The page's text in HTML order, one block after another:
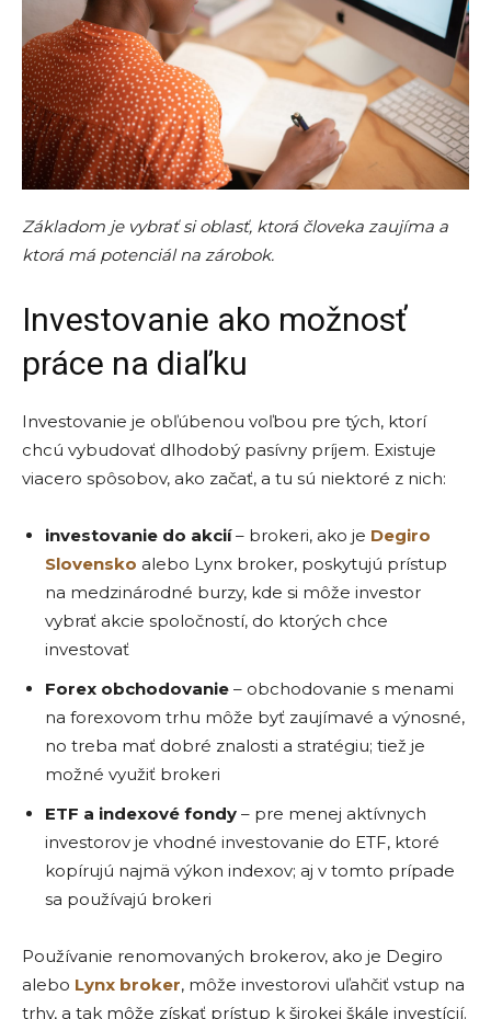
Základom je vybrať si oblasť, ktorá človeka zaujíma a
ktorá má potenciál na zárobok.
Investovanie ako možnosť
práce na diaľku
Investovanie je obľúbenou voľbou pre tých, ktorí
chcú vybudovať dlhodobý pasívny príjem. Existuje
viacero spôsobov, ako začať, a tu sú niektoré z nich:
investovanie do akcií– brokeri, ako je Degiro
Slovensko alebo Lynx broker, poskytujú prístup
na medzinárodné burzy, kde si môže investor
vybrať akcie spoločností, do ktorých chce
investovať
Forex obchodovanie – obchodovanie s menami
na forexovom trhu môže byť zaujímavé a výnosné,
no treba mať dobré znalosti a stratégiu; tiež je
možné využiť brokeri
ETF a indexové fondy – pre menej aktívnych
investorov je vhodné investovanie do ETF, ktoré
kopírujú najmä výkon indexov; aj v tomto prípade
sa používajú brokeri
Používanie renomovaných brokerov, ako je Degiro
alebo Lynx broker, môže investorovi uľahčiť vstup na
trhy, a tak môže získať prístup k širokej škále investícií.